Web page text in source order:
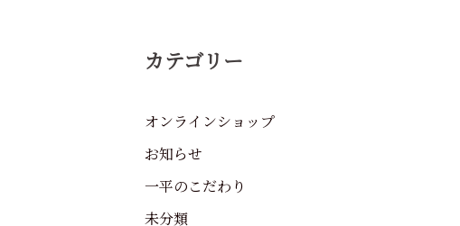
カテゴリー
オンラインショップ
お知らせ
一平のこだわり
未分類